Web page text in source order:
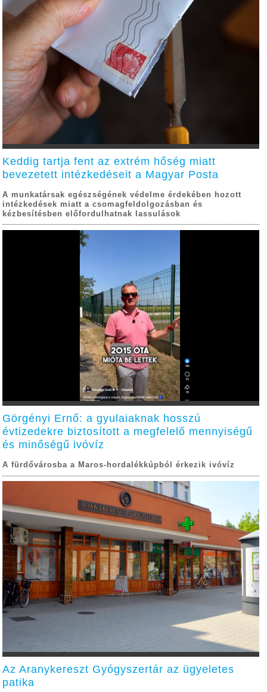
Keddig tartja fent az extrém hőség miatt
bevezetett intézkedéseit a Magyar Posta
A munkatársak egészségének védelme érdekében hozott
intézkedések miatt a csomagfeldolgozásban és
kézbesítésben előfordulhatnak lassulások
Görgényi Ernő: a gyulaiaknak hosszú
évtizedekre biztosított a megfelelő mennyiségű
és minőségű ivóvíz
A fürdővárosba a Maros-hordalékkúpból érkezik ivóvíz
Az Aranykereszt Gyógyszertár az ügyeletes
patika